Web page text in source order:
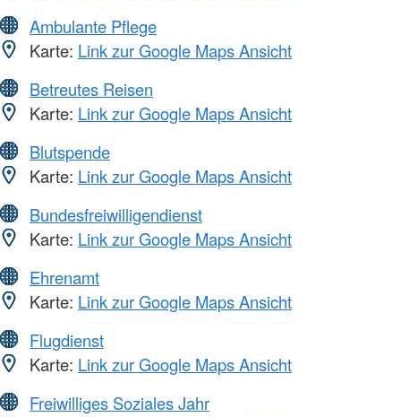
Ambulante Pflege
Karte: Link zur Google Maps Ansicht
Betreutes Reisen
Karte: Link zur Google Maps Ansicht
Blutspende
Karte: Link zur Google Maps Ansicht
Bundesfreiwilligendienst
Karte: Link zur Google Maps Ansicht
Ehrenamt
Karte: Link zur Google Maps Ansicht
Flugdienst
Karte: Link zur Google Maps Ansicht
Freiwilliges Soziales Jahr